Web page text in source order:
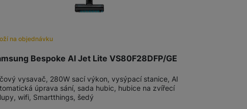
Bespoke AI Jet Lite VS80F28DFP/GE
na objednávku
vysavač, 280W sací výkon, vysýpací stanice, AI
úprava sání, sada hubic, hubice na zvířecí
wifi, Smartthings, šedý